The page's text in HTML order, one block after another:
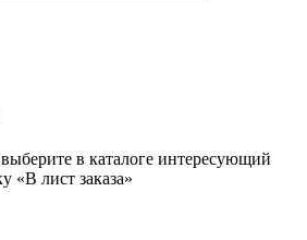
в каталоге интересующий
«В лист заказа»